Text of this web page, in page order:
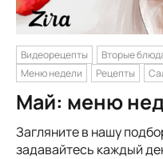
Видеорецепты Вторые
Меню недели
Рецепты
Май: меню
Загляните в нашу
задавайтесь каждый